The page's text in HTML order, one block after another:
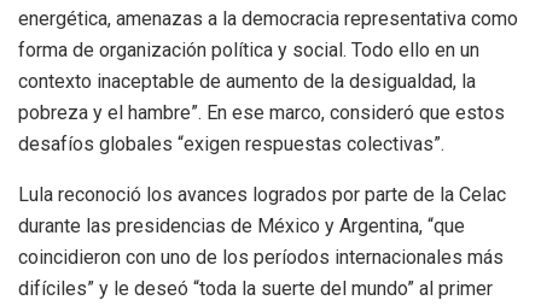
energética, amenazas a la democracia representativa como
forma de organización política y social. Todo ello en un
contexto inaceptable de aumento de la desigualdad, la
pobreza y el hambre”. En ese marco, consideró que estos
desafíos globales “exigen respuestas colectivas”.
Lula reconoció los avances logrados por parte de la Celac
durante las presidencias de México y Argentina, “que
coincidieron con uno de los períodos internacionales más
difíciles” y le deseó “toda la suerte del mundo” al primer